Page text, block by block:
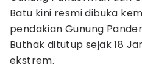
Batu kini resmi dibuka
pendakian Gunung
Buthak ditutup sejak 18
ekstrem.